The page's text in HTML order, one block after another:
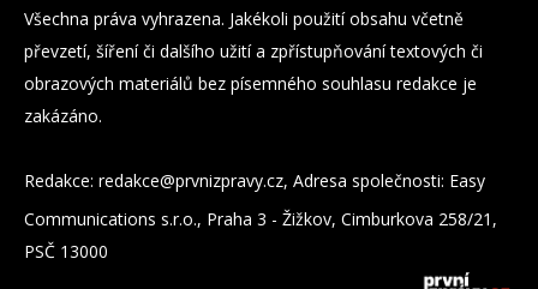
Všechna práva vyhrazena. Jakékoli použití obsahu včetně
převzetí, šíření či dalšího užití a zpřístupňování textových či
obrazových materiálů bez písemného souhlasu redakce je
zakázáno.
Redakce: zc.yvarpzinvrp@eckader, Adresa společnosti: Easy
Communications s.r.o., Praha 3 - Žižkov, Cimburkova 258/21,
PSČ 13000